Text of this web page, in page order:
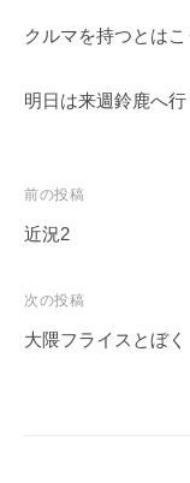
クルマを持つとはこ
明日は来週鈴鹿へ
投
稿
ビ
ゲ
前の投稿
近況2
次の投稿
大隈フライスとぼく